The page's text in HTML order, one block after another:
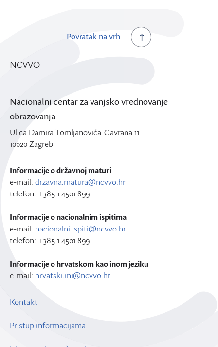
Povratak na vrh
NCVVO
Nacionalni centar za vanjsko vrednovanje
obrazovanja
Ulica Damira Tomljanovića-Gavrana 11
10020 Zagreb
Informacije o državnoj maturi
e-mail: drzavna.matura@ncvvo.hr
telefon: +385 1 4501 899
Informacije o nacionalnim ispitima
e-mail: nacionalni.ispiti@ncvvo.hr
telefon: +385 1 4501 899
Informacije o hrvatskom kao inom jeziku
e-mail: hrvatski.ini@ncvvo.hr
Kontakt
Pristup informacijama